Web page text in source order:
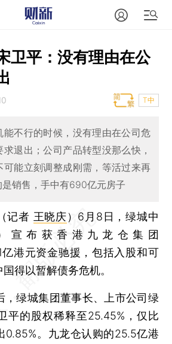
卫平：没有理由在公
T中
能不行的时候，没有理由在公司危
退出；公司产品转型没那么快，
可能立刻调整成刚需，等活过来再
销售，手中有690亿元房子
记者 王晓庆） 6月8日，绿城中
宣布获香港九龙仓集团
亿港元资金驰援，包括入股和可
得以暂解债务危机。
绿城集团董事长、上市公司绿
平的股权稀释至25.45%，仅比
0.85%。九龙仓认购的25.5亿港